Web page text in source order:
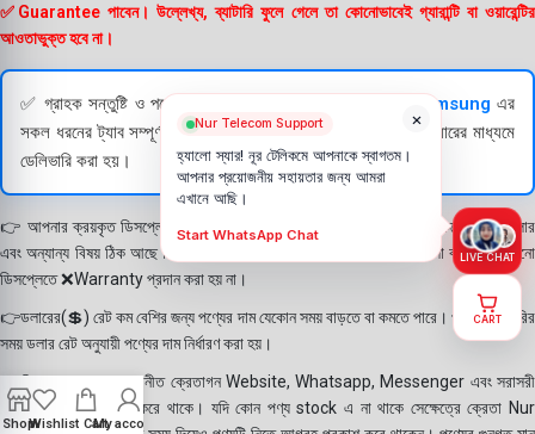
✅Guarantee পাবেন। উল্লেখ্য, ব্যাটারি ফুলে গেলে তা কোনোভাবেই গ্যারান্টি বা ওয়ারেন্টির
আওতাভুক্ত হবে না।
✅ গ্রাহক সন্তুষ্টি ও পণ্যের স্বচ্ছতা নিশ্চিত করতে Samsung এর
সকল ধরনের ট্যাব সম্পূর্ণরূপে যাচাই (Check) করার পরই বিক্রি ও কুরিয়ারের মাধ্যমে
ডেলিভারি করা হয়।
👉 আপনার ক্রয়কৃত ডিসপ্লে স্থায়ী ভাবে লাগানোর আগে মোবাইলে লাগিয়ে চেক করে নিবেন কালার
এবং অন্যান্য বিষয় ঠিক আছে কিনা। শতভাগ নিশ্চিত হয়ে পলি তুলবেন। পলি তোলা বা আঠা লাগানো
ডিসপ্লেতে ❌Warranty প্রদান করা হয় না।
👉ডলারের(💲) রেট কম বেশির জন্য পণ্যের দাম যেকোন সময় বাড়তে বা কমতে পারে। পণ্য ডেলিভারির
সময় ডলার রেট অনুযায়ী পণ্যের দাম নির্ধারণ করা হয়।
👉বিঃ দ্রঃ- আমাদের সম্মানীত ক্রেতাগন Website, Whatsapp, Messenger এবং সরাসরী
ফোন করে পণ্য Order করে থাকে। যদি কোন পণ্য stock এ না থাকে সেক্ষেত্রে ক্রেতা Nur
ShopWishlist CartMy account
×
Nur Telecom Support
হ্যালো স্যার! নূর টেলিকমে আপনাকে স্বাগতম।
আপনার প্রয়োজনীয় সহায়তার জন্য আমরা
এখানে আছি।
Start WhatsApp Chat
LIVE CHAT
CART